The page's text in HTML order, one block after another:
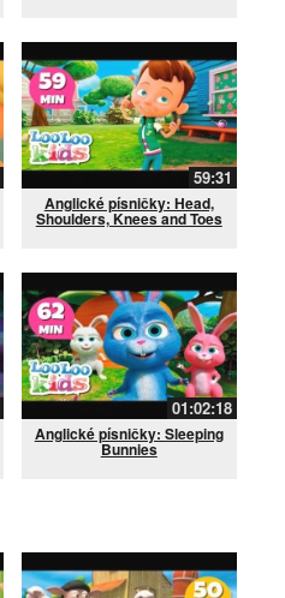
59:31
Anglické písničky: Head,
Shoulders, Knees and Toes
01:02:18
Anglické písničky: Sleeping
Bunnies